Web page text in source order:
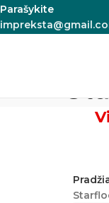
Parašykite